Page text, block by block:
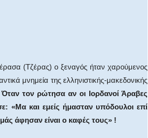
(Τζέρας) ο ξεναγός ήταν χαρούμενος
μνημεία της ελληνιστικής-μακεδονικής
Όταν τον ρώτησα αν οι Ιορδανοί Άραβες
«Μα και εμείς ήμασταν υπόδουλοι επί
άφησαν είναι ο καφές τους» !